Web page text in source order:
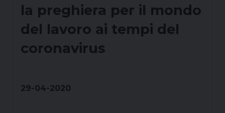
la preghiera per il mondo
del lavoro ai tempi del
coronavirus
29-04-2020